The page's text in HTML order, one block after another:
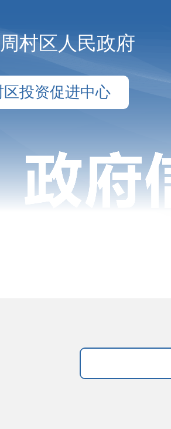
周村区人民政府
区投资促进中心